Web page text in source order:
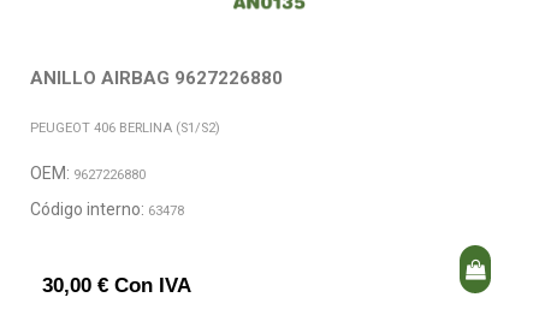
ANILLO AIRBAG 9627226880
PEUGEOT 406 BERLINA (S1/S2)
OEM: 9627226880
Código interno: 63478
30,00 € Con IVA